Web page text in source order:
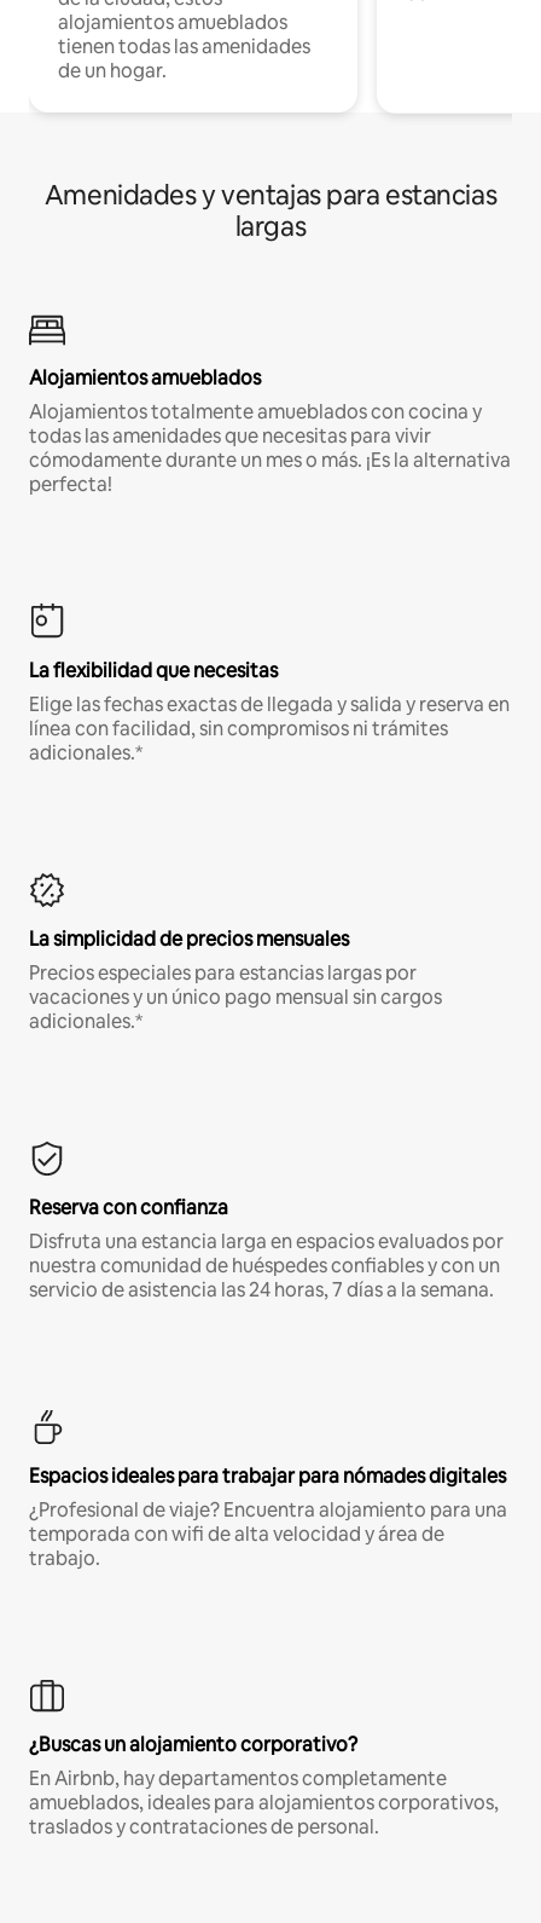
alojamientos amueblados
tienen todas las amenidades
de un hogar.
Amenidades y ventajas para estancias
largas
Alojamientos amueblados
Alojamientos totalmente amueblados con cocina y
todas las amenidades que necesitas para vivir
cómodamente durante un mes o más. ¡Es la alternativa
perfecta!
La flexibilidad que necesitas
Elige las fechas exactas de llegada y salida y reserva en
línea con facilidad, sin compromisos ni trámites
adicionales.*
La simplicidad de precios mensuales
Precios especiales para estancias largas por
vacaciones y un único pago mensual sin cargos
adicionales.*
Reserva con confianza
Disfruta una estancia larga en espacios evaluados por
nuestra comunidad de huéspedes confiables y con un
servicio de asistencia las 24 horas, 7 días a la semana.
Espacios ideales para trabajar para nómades digitales
¿Profesional de viaje? Encuentra alojamiento para una
temporada con wifi de alta velocidad y área de
trabajo.
¿Buscas un alojamiento corporativo?
En Airbnb, hay departamentos completamente
amueblados, ideales para alojamientos corporativos,
traslados y contrataciones de personal.